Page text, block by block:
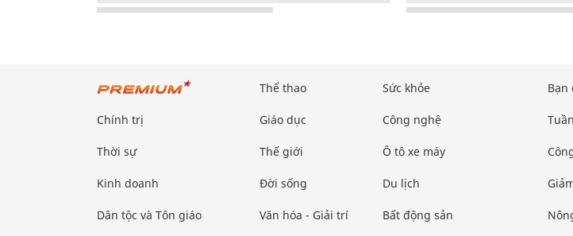
Chính trị
Thời sự
Kinh doanh
Dân tộc và Tôn giáo
Thể thao
Giáo dục
Thế giới
Đời sống
Văn hóa - Giải trí
Sức khỏe
Công nghệ
Ô tô xe máy
Du lịch
Bất động sản
Bạn